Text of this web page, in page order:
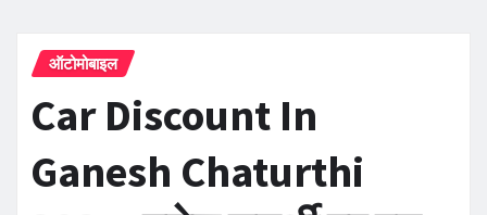
ऑटोमोबाइल
Car Discount In
Ganesh Chaturthi